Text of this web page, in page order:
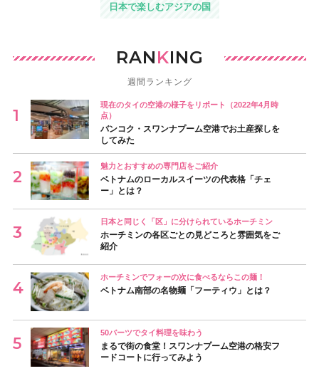
日本で楽しむアジアの国
RANKING
週間ランキング
現在のタイの空港の様子をリポート（2022年4月時
点）
バンコク・スワンナプーム空港でお土産探しを
してみた
魅力とおすすめの専門店をご紹介
ベトナムのローカルスイーツの代表格「チェ
ー」とは？
日本と同じく「区」に分けられているホーチミン
ホーチミンの各区ごとの見どころと雰囲気をご
紹介
ホーチミンでフォーの次に食べるならこの麺！
ベトナム南部の名物麺「フーティウ」とは？
50バーツでタイ料理を味わう
まるで街の食堂！スワンナプーム空港の格安フ
ードコートに行ってみよう